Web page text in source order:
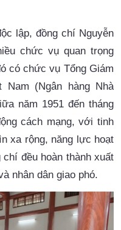
lập, đồng chí Nguyễn
chức vụ quan trọng
có chức vụ Tổng Giám
Nam (Ngân hàng Nhà
năm 1951 đến tháng
cách mạng, với tinh
xa rộng, năng lực hoạt
đều hoàn thành xuất
nhân dân giao phó.